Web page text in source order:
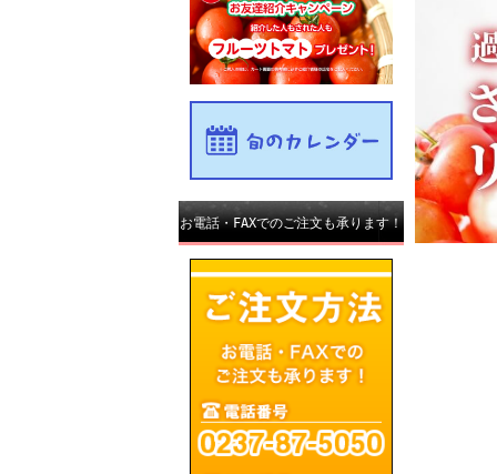
お電話・FAXでのご注文も承ります！